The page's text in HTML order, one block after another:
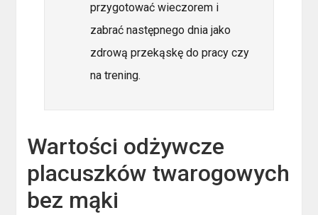
przygotować wieczorem i
zabrać następnego dnia jako
zdrową przekąskę do pracy czy
na trening.
Wartości odżywcze
placuszków twarogowych
bez mąki